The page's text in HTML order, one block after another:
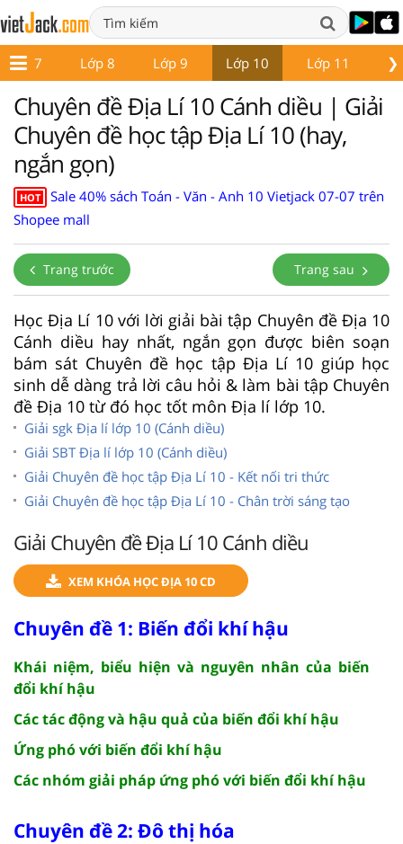
❯
Lớp 7 Lớp 8 Lớp 9 Lớp 10 Lớp 11
Chuyên đề Địa Lí 10 Cánh diều | Giải
Chuyên đề học tập Địa Lí 10 (hay,
ngắn gọn)
HOT
Sale 40% sách Toán - Văn - Anh 10 Vietjack 07-07 trên
Shopee mall
Trang trước Trang sau
Học Địa Lí 10 với lời giải bài tập Chuyên đề Địa 10
Cánh diều hay nhất, ngắn gọn được biên soạn
bám sát Chuyên đề học tập Địa Lí 10 giúp học
sinh dễ dàng trả lời câu hỏi & làm bài tập Chuyên
đề Địa 10 từ đó học tốt môn Địa lí lớp 10.
Giải sgk Địa lí lớp 10 (Cánh diều)
Giải SBT Địa lí lớp 10 (Cánh diều)
Giải Chuyên đề học tập Địa Lí 10 - Kết nối tri thức
Giải Chuyên đề học tập Địa Lí 10 - Chân trời sáng tạo
Giải Chuyên đề Địa Lí 10 Cánh diều
XEM KHÓA HỌC ĐỊA 10 CD
Chuyên đề 1: Biến đổi khí hậu
Khái niệm, biểu hiện và nguyên nhân của biến
đổi khí hậu
Các tác động và hậu quả của biến đổi khí hậu
Ứng phó với biến đổi khí hậu
Các nhóm giải pháp ứng phó với biến đổi khí hậu
Chuyên đề 2: Đô thị hóa